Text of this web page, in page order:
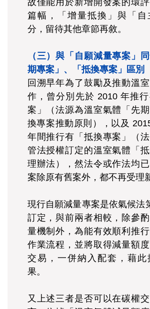
故僅能用於新增開發案的環
篇幅，「增量抵換」與「自
分，留待其他章節再敘。
（三）與「自願減量專案」
期專案」、「抵換專案」區別
回溯早年為了鼓勵及推動溫
作，曾分別先於 2010 年推
案」（法源為溫室氣體「先
換專案推動原則），以及
年間推行有「抵換專案」（
管法授權訂定的溫室氣體「
理辦法），然法令或作法均
案除原有舊案外，都不再受理
現行自願減量專案是依氣候法
訂定，與前兩者相較，除參
量機制外，為能有效順利推
作業流程，並將取得減量額
交易，一併納入配套，藉此
果。
又上述三者是否可以在碳權